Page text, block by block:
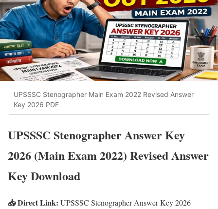
UPSSSC Stenographer Main Exam 2022 Revised Answer
Key 2026 PDF
UPSSSC Stenographer Answer Key
2026 (Main Exam 2022) Revised Answer
Key Download
📥 Direct Link: UPSSSC Stenographer Answer Key 2026